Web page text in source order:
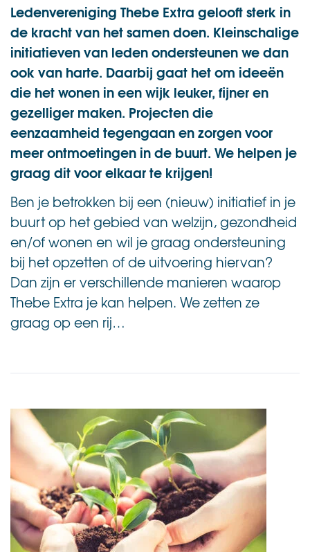
Ledenvereniging Thebe Extra gelooft sterk in
de kracht van het samen doen. Kleinschalige
initiatieven van leden ondersteunen we dan
ook van harte. Daarbij gaat het om ideeën
die het wonen in een wijk leuker, fijner en
gezelliger maken. Projecten die
eenzaamheid tegengaan en zorgen voor
meer ontmoetingen in de buurt. We helpen je
graag dit voor elkaar te krijgen!
Ben je betrokken bij een (nieuw) initiatief in je
buurt op het gebied van welzijn, gezondheid
en/of wonen en wil je graag ondersteuning
bij het opzetten of de uitvoering hiervan?
Dan zijn er verschillende manieren waarop
Thebe Extra je kan helpen. We zetten ze
graag op een rij…